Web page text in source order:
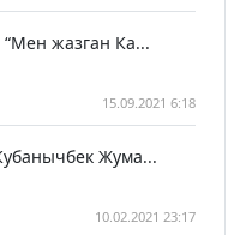
жазган Ка...
15.09.2021 6:18
Жума...
10.02.2021 23:17